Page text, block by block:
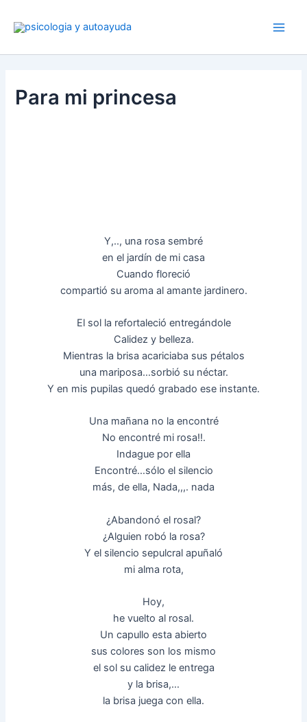
Para mi princesa
Y,.., una rosa sembré
en el jardín de mi casa
Cuando floreció
compartió su aroma al amante jardinero.
El sol la refortaleció entregándole
Calidez y belleza.
Mientras la brisa acariciaba sus pétalos
una mariposa…sorbió su néctar.
Y en mis pupilas quedó grabado ese instante.
Una mañana no la encontré
No encontré mi rosa!!.
Indague por ella
Encontré…sólo el silencio
más, de ella, Nada,,,. nada
¿Abandonó el rosal?
¿Alguien robó la rosa?
Y el silencio sepulcral apuñaló
mi alma rota,
Hoy,
he vuelto al rosal.
Un capullo esta abierto
sus colores son los mismo
el sol su calidez le entrega
y la brisa,…
la brisa juega con ella.